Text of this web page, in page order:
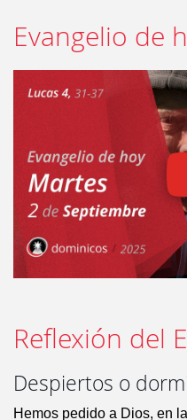
Evangelio de
Reflexión del
Despiertos o
Hemos pedido a Dios, en